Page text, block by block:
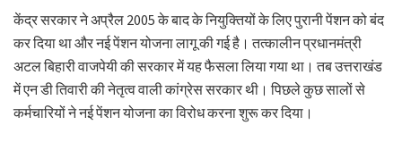
केंद्र सरकार ने अप्रैल 2005 के बाद के नियुक्तियों के लिए पुरानी पेंशन को बंद
कर दिया था और नई पेंशन योजना लागू की गई है। तत्कालीन प्रधानमंत्री
अटल बिहारी वाजपेयी की सरकार में यह फैसला लिया गया था। तब उत्तराखंड
में एन डी तिवारी की नेतृत्व वाली कांग्रेस सरकार थी। पिछले कुछ सालों से
कर्मचारियों ने नई पेंशन योजना का विरोध करना शुरू कर दिया।